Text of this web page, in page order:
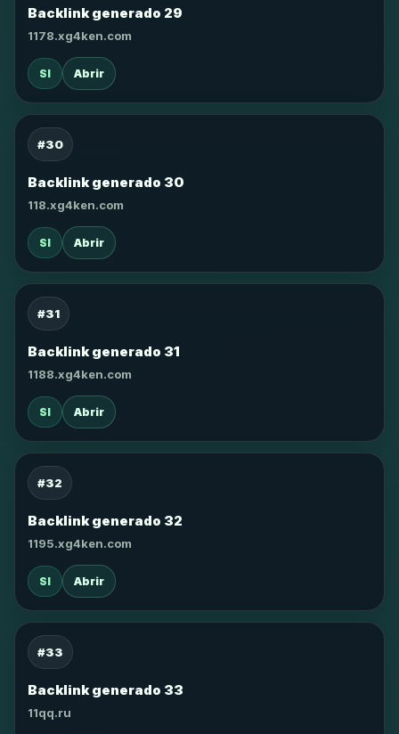
Backlink generado 29
1178.xg4ken.com
SI Abrir
#30
Backlink generado 30
118.xg4ken.com
SI Abrir
#31
Backlink generado 31
1188.xg4ken.com
SI Abrir
#32
Backlink generado 32
1195.xg4ken.com
SI Abrir
#33
Backlink generado 33
11qq.ru